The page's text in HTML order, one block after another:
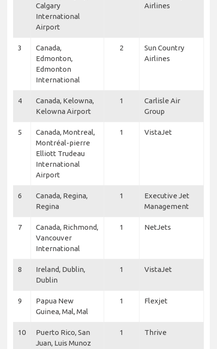
Calgary
International
Airport
Airlines
3
Canada,
Edmonton,
Edmonton
International
2
Sun Country
Airlines
4
Canada, Kelowna,
Kelowna Airport
1
Carlisle Air
Group
5
Canada, Montreal,
Montréal-pierre
Elliott Trudeau
International
Airport
1 VistaJet
6
Canada, Regina,
Regina
1
Executive Jet
Management
7
Canada, Richmond,
Vancouver
International
1 NetJets
8
Ireland, Dublin,
Dublin
1 VistaJet
9
Papua New
Guinea, Mal, Mal
1 Flexjet
10
Puerto Rico, San
Juan, Luis Munoz
1 Thrive